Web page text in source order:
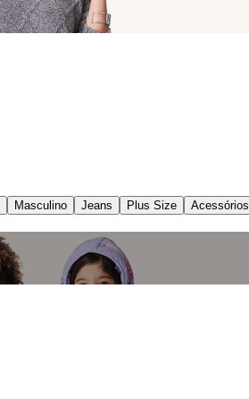
Masculino Jeans Plus Size Acessórios